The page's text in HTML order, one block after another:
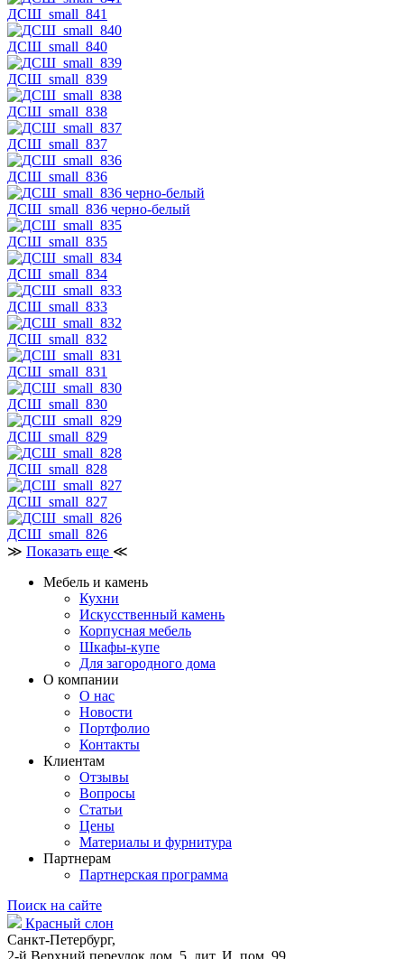
ДСШ_small_841
ДСШ_small_840
ДСШ_small_839
ДСШ_small_838
ДСШ_small_837
ДСШ_small_836
ДСШ_small_836 черно-белый
ДСШ_small_835
ДСШ_small_834
ДСШ_small_833
ДСШ_small_832
ДСШ_small_831
ДСШ_small_830
ДСШ_small_829
ДСШ_small_828
ДСШ_small_827
ДСШ_small_826
≫ Показать еще ≪
Мебель и камень
Кухни
Искусственный камень
Корпусная мебель
Шкафы-купе
Для загородного дома
О компании
О нас
Новости
Портфолио
Контакты
Клиентам
Отзывы
Вопросы
Статьи
Цены
Материалы и фурнитура
Партнерам
Партнерская программа
Поиск на сайте
Красный слон
Санкт-Петербург,
2-й Верхний переулок дом. 5, лит. И, пом. 99.